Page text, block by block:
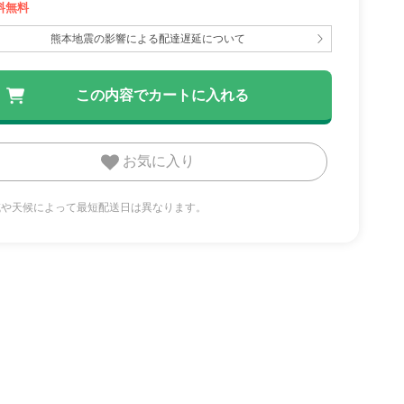
無料
熊本地震の影響による配達遅延について
お気に入り
天候によって最短配送日は異なります。